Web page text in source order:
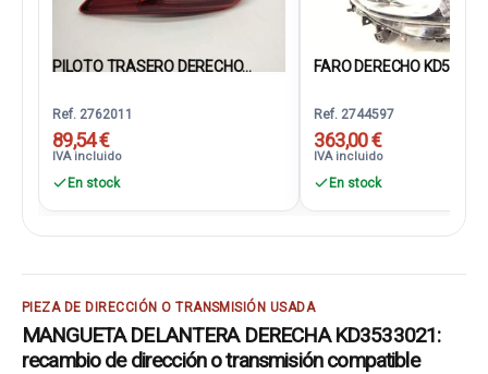
PILOTO TRASERO DERECHO...
Ref. 2762011
89,54 €
IVA incluido
En stock
FARO DERECHO
Ref. 2744597
363,00 €
IVA incluido
En stock
PIEZA DE DIRECCIÓN O TRANSMISIÓN USADA
MANGUETA DELANTERA DERECHA KD3533021:
recambio de dirección o transmisión compatible